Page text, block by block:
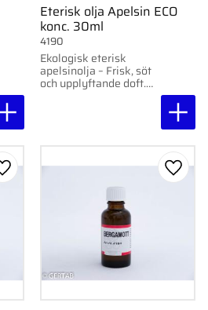
Eterisk olja Apelsin ECO
konc. 30ml
Ekologisk eterisk
apelsinolja – Frisk, söt
och upplyftande doft.
4190
Lägg till i favoriter Lägg